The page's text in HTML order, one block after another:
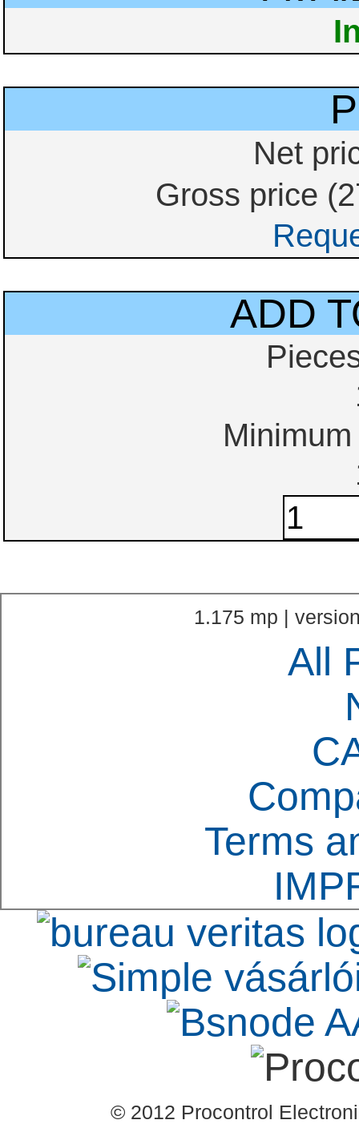
Net
Gross price
ADD
1.175 mp |
All
Terms
© 2012 Procontrol